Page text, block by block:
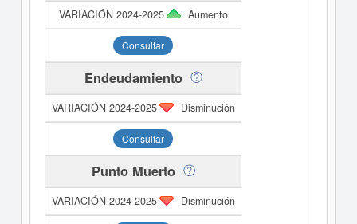
Aumento
Consultar
Endeudamiento
Disminución
Consultar
Punto Muerto
Disminución